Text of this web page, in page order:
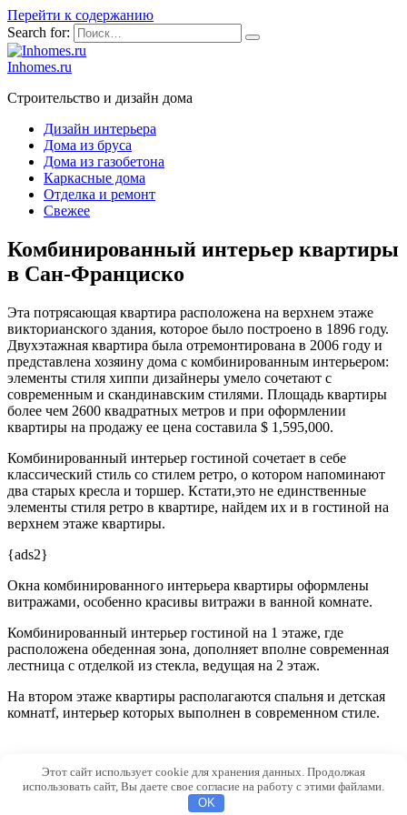
Перейти к содержанию
Search for:
Inhomes.ru
Строительство и дизайн дома
Дизайн интерьера
Дома из бруса
Дома из газобетона
Каркасные дома
Отделка и ремонт
Свежее
Комбинированный интерьер квартиры
в Сан-Франциско
Эта потрясающая квартира расположена на верхнем этаже
викторианского здания, которое было построено в 1896 году.
Двухэтажная квартира была отремонтирована в 2006 году и
представлена хозяину дома с комбинированным интерьером:
элементы стиля хиппи дизайнеры умело сочетают с
современным и скандинавским стилями. Площадь квартиры
более чем 2600 квадратных метров и при оформлении
квартиры на продажу ее цена составила $ 1,595,000.
Комбинированный интерьер гостиной сочетает в себе
классический стиль со стилем ретро, о котором напоминают
два старых кресла и торшер. Кстати,это не единственные
элементы стиля ретро в квартире, найдем их и в гостиной на
верхнем этаже квартиры.
{ads2}
Окна комбинированного интерьера квартиры оформлены
витражами, особенно красивы витражи в ванной комнате.
Комбинированный интерьер гостиной на 1 этаже, где
расположена обеденная зона, дополняет вполне современная
лестница с отделкой из стекла, ведущая на 2 этаж.
На втором этаже квартиры располагаются спальня и детская
комнатf, интерьер которых выполнен в современном стиле.
© 2026 Inhomes.ru
Этот сайт использует cookie для хранения данных. Продолжая
использовать сайт, Вы даете свое согласие на работу с этими файлами.
OK